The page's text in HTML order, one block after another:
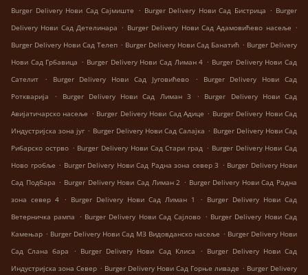
Burger Delivery Нови Сад Сајмиште . Burger Delivery Нови Сад Бистрица . Burger
Delivery Нови Сад Детелинара . Burger Delivery Нови Сад Адамовићево насеље .
Burger Delivery Нови Сад Телеп . Burger Delivery Нови Сад Банатић . Burger Delivery
Нови Сад Грбавица . Burger Delivery Нови Сад Лиман 4 . Burger Delivery Нови Сад
Сателит
. Burger Delivery Нови Сад Југовићево .
Burger Delivery Нови Сад
Роткварија
. Burger Delivery Нови Сад Лиман 3 .
Burger Delivery Нови Сад
Авијатичарско насеље . Burger Delivery Нови Сад Адице . Burger Delivery Нови Сад
Индустријска зона југ . Burger Delivery Нови Сад Салајка . Burger Delivery Нови Сад
Рибарско острво . Burger Delivery Нови Сад Стари град . Burger Delivery Нови Сад
Ново гробље . Burger Delivery Нови Сад Радна зона север 3 . Burger Delivery Нови
Сад Подбара . Burger Delivery Нови Сад Лиман 2 . Burger Delivery Нови Сад Радна
зона север 4 . Burger Delivery Нови Сад Лиман 1 . Burger Delivery Нови Сад
Ветерничка рампа . Burger Delivery Нови Сад Сајлово . Burger Delivery Нови Сад
Камењар . Burger Delivery Нови Сад МЗ Видовданско насеље . Burger Delivery Нови
Сад Слана бара
. Burger Delivery Нови Сад Клиса . Burger Delivery Нови Сад
Индустријска зона Север . Burger Delivery Нови Сад Горње ливаде . Burger Delivery